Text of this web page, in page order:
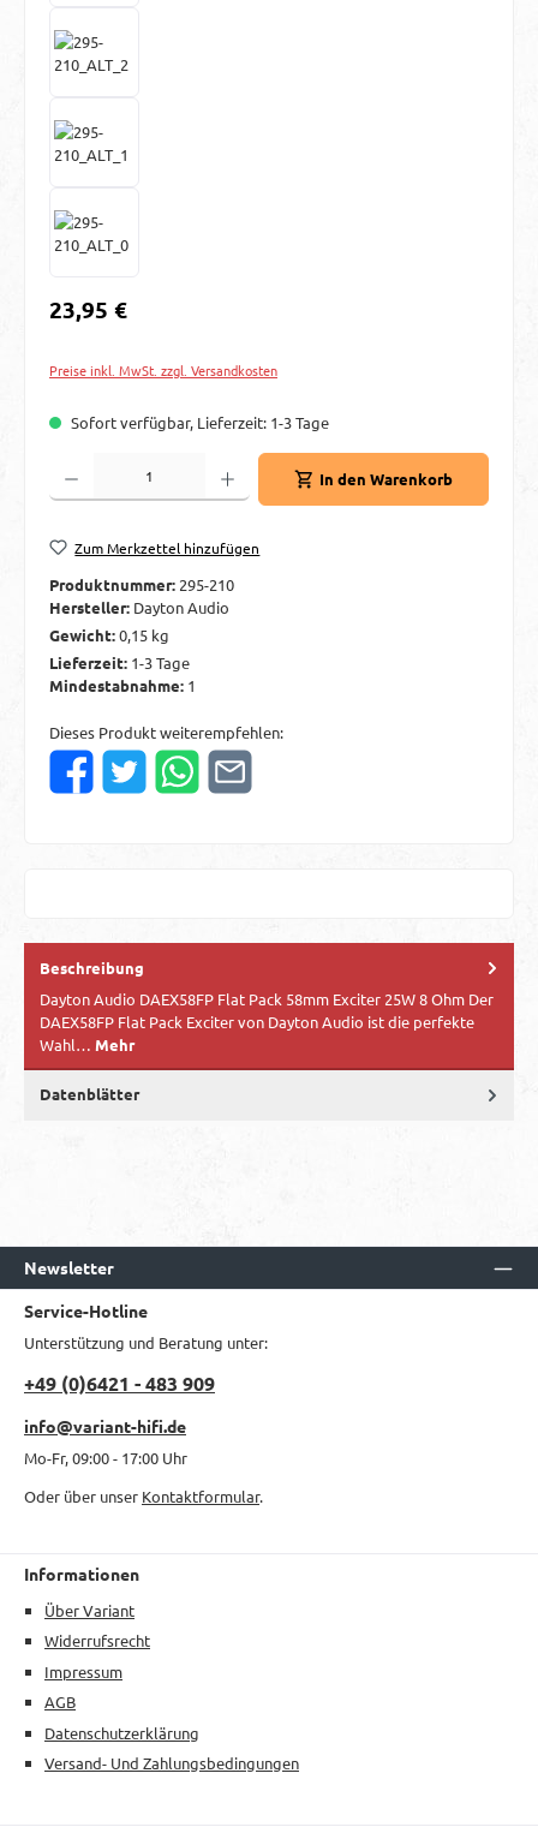
Regulärer Preis:
23,95 €
Preise inkl. MwSt. zzgl. Versandkosten
Sofort verfügbar, Lieferzeit: 1-3 Tage
Produkt Anzahl: Gib den gewünschten Wert ein oder benutze die Schaltflächen
In den Warenkorb
Zum Merkzettel hinzufügen
Produktnummer: 295-210
Hersteller: Dayton Audio
Gewicht:0,15 kg
Lieferzeit: 1-3 Tage
Mindestabnahme: 1
Dieses Produkt weiterempfehlen:
Beschreibung
Dayton Audio DAEX58FP Flat Pack 58mm Exciter 25W 8 Ohm Der
DAEX58FP Flat Pack Exciter von Dayton Audio ist die perfekte
Wahl… Mehr
Datenblätter
Newsletter
Service-Hotline
Unterstützung und Beratung unter:
+49 (0)6421 - 483 909
info@variant-hifi.de
Mo-Fr, 09:00 - 17:00 Uhr
Oder über unser Kontaktformular.
Informationen
Über Variant
Widerrufsrecht
Impressum
AGB
Datenschutzerklärung
Versand- Und Zahlungsbedingungen